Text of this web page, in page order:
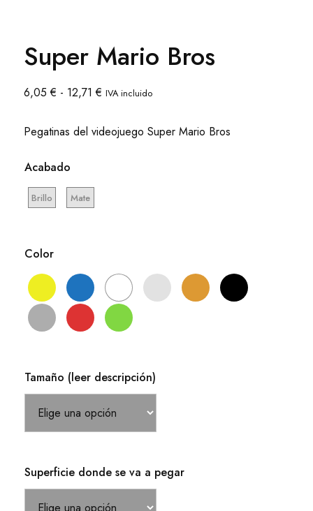
Super Mario Bros
6,05€ - 12,71€ Rango
precios:
desde
IVA incluido
Pegatinas del videojuego Super Mario Bros
Acabado
Brillo Mate
Color
Tamaño (leer descripción)
Superficie donde se va a pegar